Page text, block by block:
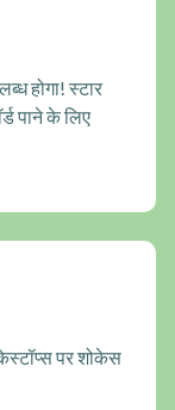
होगा! स्टार
पाने के लिए
पर शोकेस